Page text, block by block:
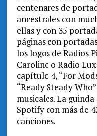
centenares de
ancestrales con
ellas y con 35
páginas con
los logos de Radios
Caroline o Radio
capítulo 4, “For
“Ready Steady
musicales. La
Spotify con más de
canciones.